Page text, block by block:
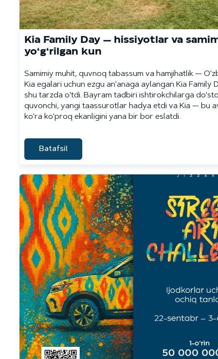
Kia Family Day — hissiyotlar va
yo‘g‘rilgan kun
Samimiy muhit, quvnoq tabassum va hamjihatlik —
Kia egalari uchun ezgu an'anaga aylangan Kia Family
shu tarzda o'tdi. Bayram tadbiri ishtirokchilarga
quvonchi, yangi taassurotlar hadya etdi va Kia — bu
ko'ra ko'proq ekanligini yana bir bor eslatdi.
Batafsil